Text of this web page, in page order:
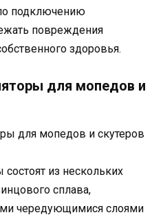
подключению
повреждения
здоровья.
для мопедов и
из нескольких
сплава,
чередующимися слоями